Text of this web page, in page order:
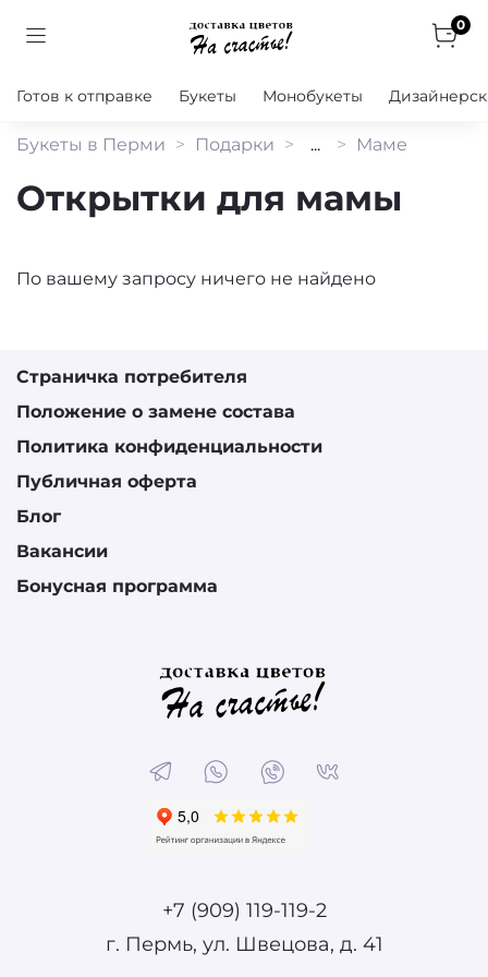
0
Готов к отправке Букеты Монобукеты
Букеты в Перми Подарки ... Маме
Открытки для мамы
По вашему запросу ничего не найдено
Страничка потребителя
Положение о замене состава
Политика конфиденциальности
Публичная оферта
Блог
Вакансии
Бонусная программа
+7 (909) 119-119-2
г. Пермь, ул. Швецова, д. 41